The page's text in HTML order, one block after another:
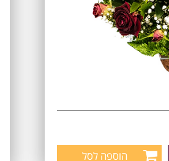
הוספה לסל